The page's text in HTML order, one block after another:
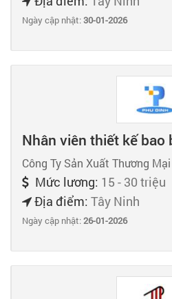
Ngày cập nhật:30-01-2026
Nhân viên thiết kế bao
Công Ty Sản Xuất Thương
Mức lương: 15 - 30 triệu
Địa điểm: Tây Ninh
Ngày cập nhật:26-01-2026